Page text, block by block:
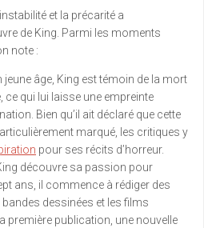
et la précarité a
de King. Parmi les moments
note :
jeune âge, King est témoin de la mort
ce qui lui laisse une empreinte
Bien qu’il ait déclaré que cette
marqué, les critiques y
pour ses récits d’horreur.
découvre sa passion pour
ans, il commence à rédiger des
dessinées et les films
première publication, une nouvelle